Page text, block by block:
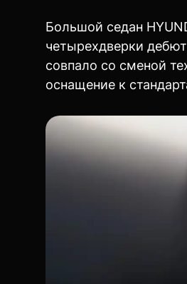
Большой седан
четырехдверки
совпало со сменой
оснащение к